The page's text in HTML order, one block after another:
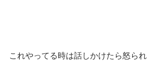
これやってる時は話しかけたら怒られ